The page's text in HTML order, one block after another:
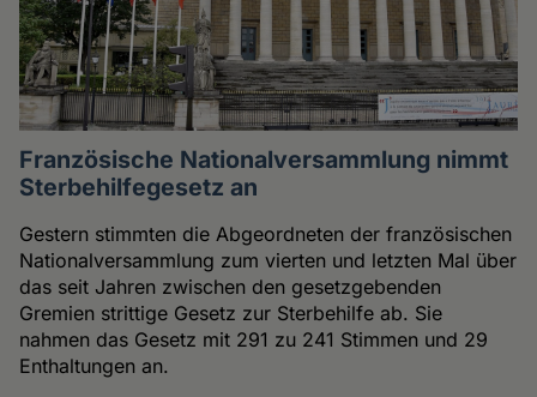
Französische Nationalversammlung nimmt
Sterbehilfegesetz an
Gestern stimmten die Abgeordneten der französischen
Nationalversammlung zum vierten und letzten Mal über
das seit Jahren zwischen den gesetzgebenden
Gremien strittige Gesetz zur Sterbehilfe ab. Sie
nahmen das Gesetz mit 291 zu 241 Stimmen und 29
Enthaltungen an.